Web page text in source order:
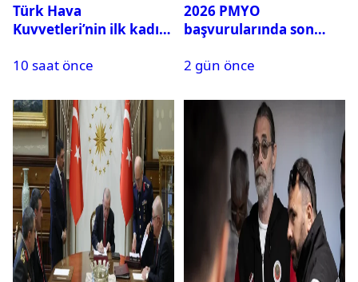
Türk Hava
Kuvvetleri’nin ilk kadın
Karapınar hakkında
ortaya çıktı
10 saat önce
2026 PMYO
başvurularında son
2 gün önce